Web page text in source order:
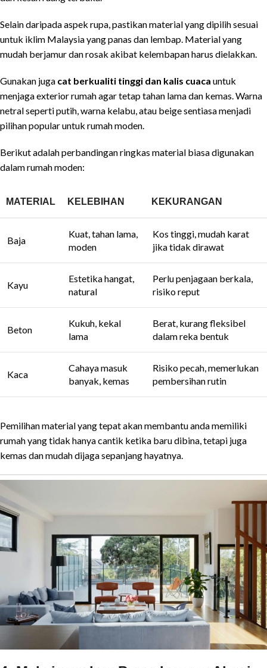
Selain daripada aspek rupa, pastikan material yang dipilih sesuai
untuk iklim Malaysia yang panas dan lembap. Material yang
mudah berjamur dan rosak akibat kelembapan harus dielakkan.
Gunakan juga cat berkualiti tinggi dan kalis cuaca untuk
menjaga exterior rumah agar tetap tahan lama dan kemas. Warna
netral seperti putih, warna kelabu, atau beige sentiasa menjadi
pilihan popular untuk rumah moden.
Berikut adalah perbandingan ringkas material biasa digunakan
dalam rumah moden:
MATERIAL KELEBIHAN KEKURANGAN
Baja
Kuat, tahan lama,
moden
Kos tinggi, mudah karat
jika tidak dirawat
Kayu
Estetika hangat,
natural
Perlu penjagaan berkala,
risiko reput
Beton
Kukuh, kekal
lama
Berat, kurang fleksibel
dalam reka bentuk
Kaca
Cahaya masuk
banyak, kemas
Risiko pecah, memerlukan
pembersihan rutin
Pemilihan material yang tepat akan membantu anda memiliki
rumah yang tidak hanya cantik ketika baru dibina, tetapi juga
kemas dan mudah dijaga sepanjang hayatnya.